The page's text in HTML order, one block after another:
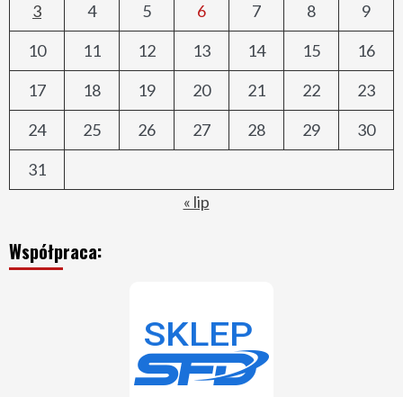
3
4 5 6 7 8
9
10
11 12 13 14 15
16
17
18 19 20 21 22
23
24
25 26 27 28 29
30
31
« lip
Współpraca: